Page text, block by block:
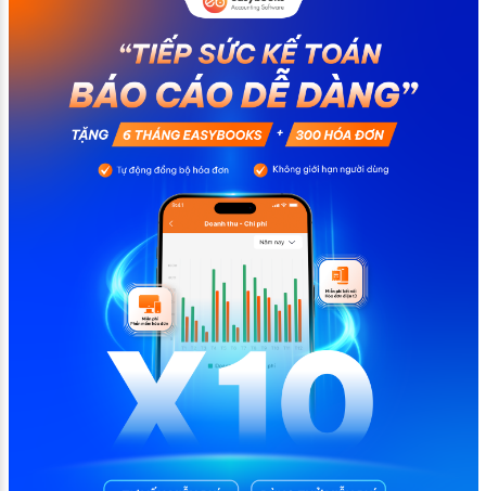
quy trình vận hành và tránh được những án phạt hành
chính không đáng có nếu nắm rõ […]